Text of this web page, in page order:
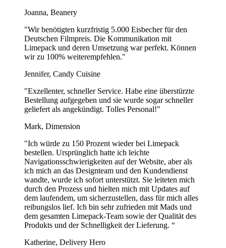
Joanna, Beanery
"Wir benötigten kurzfristig 5.000 Eisbecher für den
Deutschen Filmpreis. Die Kommunikation mit
Limepack und deren Umsetzung war perfekt. Können
wir zu 100% weiterempfehlen."
Jennifer, Candy Cuisine
"Exzellenter, schneller Service. Habe eine überstürzte
Bestellung aufgegeben und sie wurde sogar schneller
geliefert als angekündigt. Tolles Personal!"
Mark, Dimension
"Ich würde zu 150 Prozent wieder bei Limepack
bestellen. Ursprünglich hatte ich leichte
Navigationsschwierigkeiten auf der Website, aber als
ich mich an das Designteam und den Kundendienst
wandte, wurde ich sofort unterstützt. Sie leiteten mich
durch den Prozess und hielten mich mit Updates auf
dem laufendem, um sicherzustellen, dass für mich alles
reibungslos lief. Ich bin sehr zufrieden mit Mads und
dem gesamten Limepack-Team sowie der Qualität des
Produkts und der Schnelligkeit der Lieferung. “
Katherine, Delivery Hero